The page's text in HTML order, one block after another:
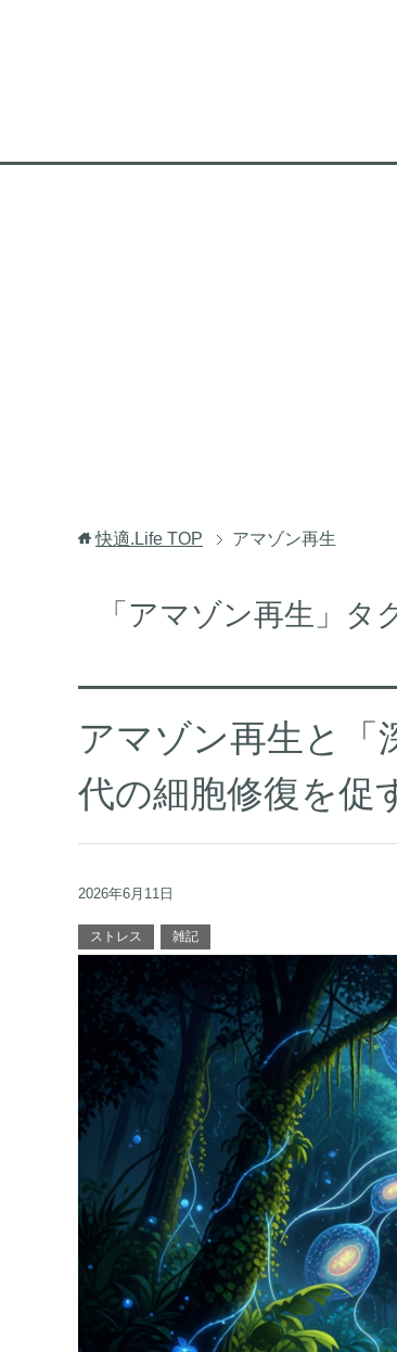
快適.Life TOP アマゾン再生
「アマゾン再生」タ
アマゾン再生と「
代の細胞修復を促
2026年6月11日
ストレス 雑記